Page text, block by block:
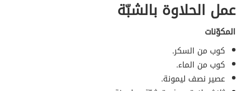
عمل الحلاوة بالشبّة
المكوّنات
كوب من السكر.
كوب من الماء.
عصير نصف ليمونة.